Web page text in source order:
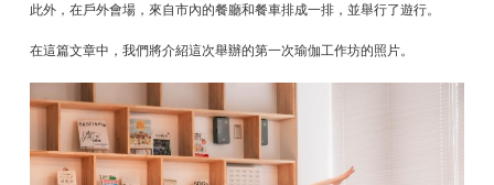
此外，在戶外會場，來自市內的餐廳和餐車排成一排，並舉行了遊行。
在這篇文章中，我們將介紹這次舉辦的第一次瑜伽工作坊的照片。